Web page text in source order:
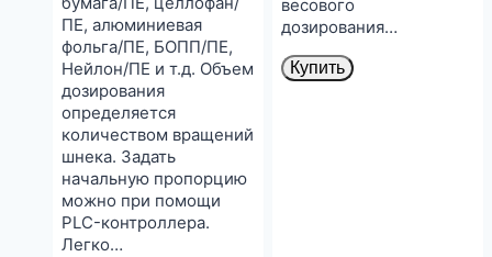
ПЕ, алюминиевая
фольга/ПЕ, БОПП/ПЕ,
Нейлон/ПЕ и т.д. Объем
дозирования
определяется
количеством вращений
шнека. Задать
начальную пропорцию
можно при помощи
PLC-контроллера.
Легко…
весового
дозирования…
Купить